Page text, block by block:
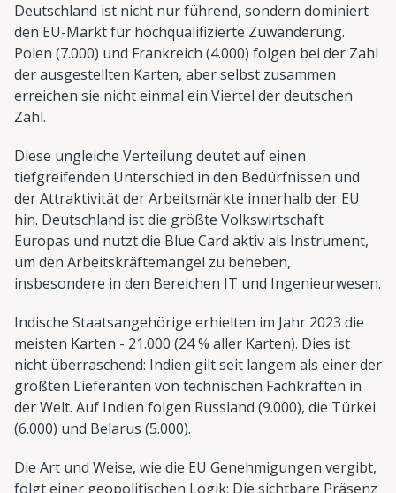
Deutschland ist nicht nur führend, sondern dominiert
den EU-Markt für hochqualifizierte Zuwanderung.
Polen (7.000) und Frankreich (4.000) folgen bei der Zahl
der ausgestellten Karten, aber selbst zusammen
erreichen sie nicht einmal ein Viertel der deutschen
Zahl.
Diese ungleiche Verteilung deutet auf einen
tiefgreifenden Unterschied in den Bedürfnissen und
der Attraktivität der Arbeitsmärkte innerhalb der EU
hin. Deutschland ist die größte Volkswirtschaft
Europas und nutzt die Blue Card aktiv als Instrument,
um den Arbeitskräftemangel zu beheben,
insbesondere in den Bereichen IT und Ingenieurwesen.
Indische Staatsangehörige erhielten im Jahr 2023 die
meisten Karten - 21.000 (24 % aller Karten). Dies ist
nicht überraschend: Indien gilt seit langem als einer der
größten Lieferanten von technischen Fachkräften in
der Welt. Auf Indien folgen Russland (9.000), die Türkei
(6.000) und Belarus (5.000).
Die Art und Weise, wie die EU Genehmigungen vergibt,
folgt einer geopolitischen Logik: Die sichtbare Präsenz